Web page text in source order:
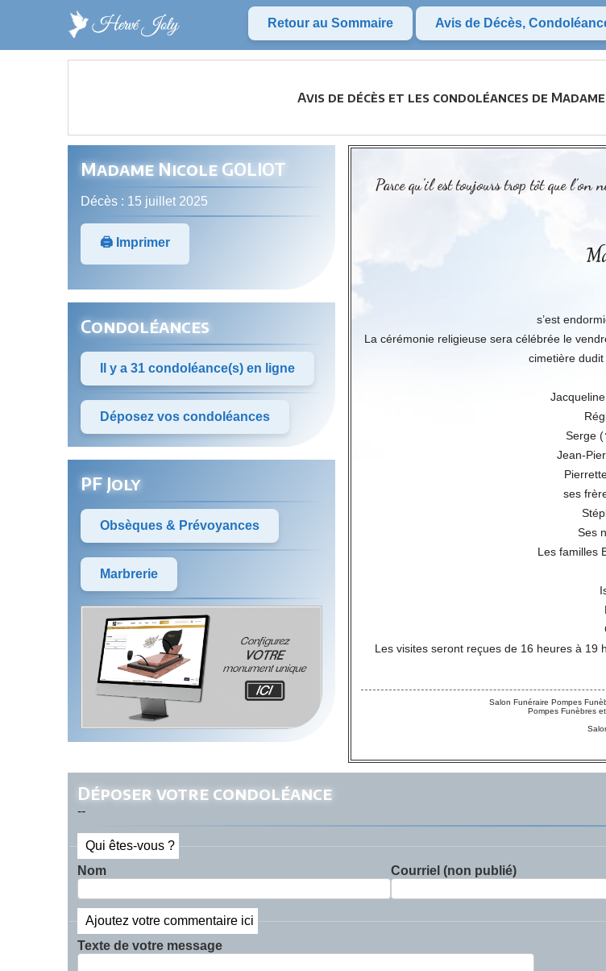
Retour au Sommaire Avis de Décès,
Avis de décès et les condoléances de Madame
Madame Nicole GOLIOT
Décès : 15 juillet 2025
🖨️ Imprimer
Condoléances
Il y a 31 condoléance(s) en ligne
Déposez vos condoléances
PF Joly
Obsèques & Prévoyances
Marbrerie
Parce qu’il est toujours trop tôt que
s’est
La cérémonie religieuse sera célébrée le
cimetière dudit
Serge (
Jean-
ses
Ses
Les familles
Les visites seront reçues de 16 heures à 19
Salon Funéraire Pompes
Pompes Funèbres
Déposer votre condoléance
--
Qui êtes-vous ?
Nom
Courriel (non publié)
Ajoutez votre commentaire ici
Texte de votre message